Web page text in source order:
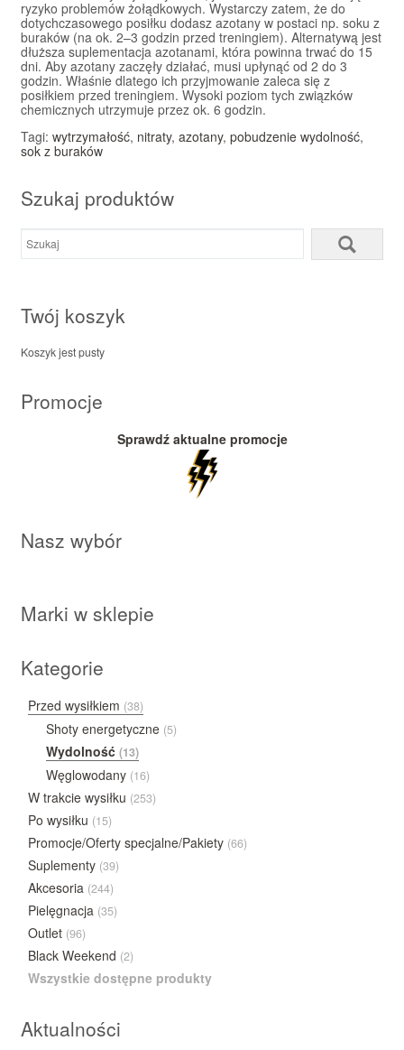
ryzyko problemów żołądkowych. Wystarczy zatem, że do
dotychczasowego posiłku dodasz azotany w postaci np. soku z
buraków (na ok. 2–3 godzin przed treningiem). Alternatywą jest
dłuższa suplementacja azotanami, która powinna trwać do 15
dni. Aby azotany zaczęły działać, musi upłynąć od 2 do 3
godzin. Właśnie dlatego ich przyjmowanie zaleca się z
posiłkiem przed treningiem. Wysoki poziom tych związków
chemicznych utrzymuje przez ok. 6 godzin.
Tagi: wytrzymałość, nitraty, azotany, pobudzenie wydolność,
sok z buraków
Szukaj produktów
Twój koszyk
Koszyk jest pusty
Promocje
Sprawdź aktualne promocje
Nasz wybór
Marki w sklepie
Kategorie
Przed wysiłkiem (38)
Shoty energetyczne (5)
Wydolność (13)
Węglowodany (16)
W trakcie wysiłku (253)
Po wysiłku (15)
Promocje/Oferty specjalne/Pakiety (66)
Suplementy (39)
Akcesoria (244)
Pielęgnacja (35)
Outlet (96)
Black Weekend (2)
Wszystkie dostępne produkty
Aktualności